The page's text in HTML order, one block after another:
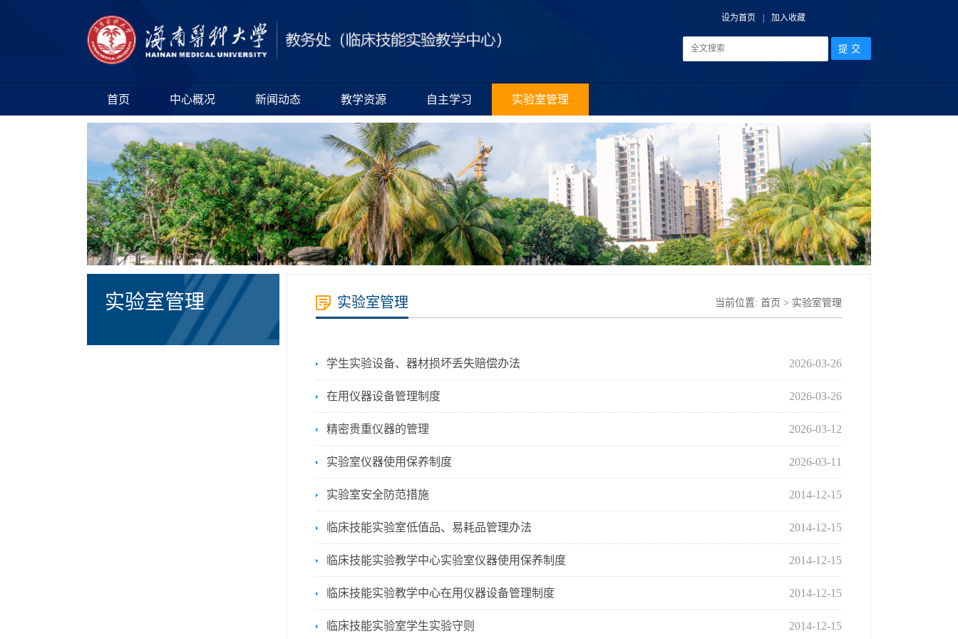
设为首页 加入收藏
首页 中心概况 新闻动态 教学资源 自主学习 实验室管理
实验室管理 实验室管理 当前位置: 首页 > 实验室管理
学生实验设备、器材损坏丢失赔偿办法 2026-03-26
在用仪器设备管理制度 2026-03-26
精密贵重仪器的管理 2026-03-12
实验室仪器使用保养制度 2026-03-11
实​验室安全防范措施 2014-12-15
临床技能实验室低值品、易耗品管理办法 2014-12-15
临床技能实验教学中心实验室仪器使用保养制度 2014-12-15
临床技能实验教学中心在用仪器设备管理制度 2014-12-15
临床技能实验室学生实验守则 2014-12-15